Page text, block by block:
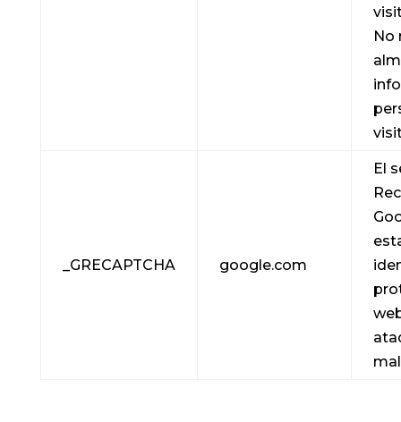
No
_GRECAPTCHA google.com
El